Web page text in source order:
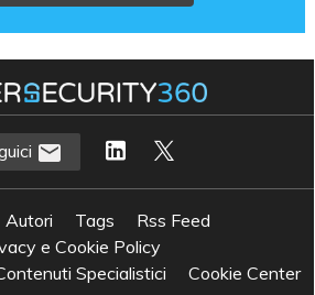
Autori Tags
Rss Feed
e Cookie Policy
Specialistici
Cookie Center